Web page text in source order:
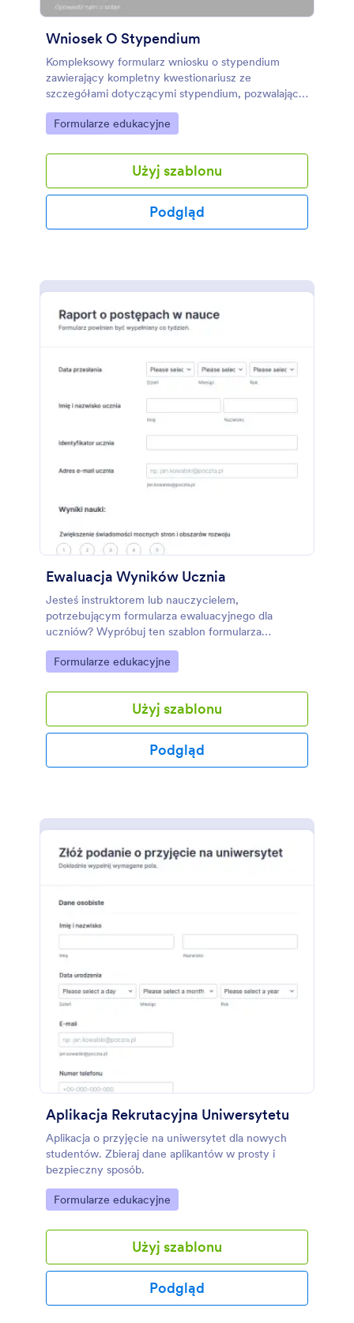
Wniosek O Stypendium
Kompleksowy formularz wniosku o stypendium
zawierający kompletny kwestionariusz ze
szczegółami dotyczącymi stypendium, pozwalający
na zebranie wszystkich niezbędnych danych
studenta i łatwe określenie, czy kwalifikuje się on do
być łatwo dostosowany do własnych potrzeb.
Łatwo i wygodnie stwórz własny formularz wniosku
o stypendium.
Go to Category:
Formularze edukacyjne
Użyj szablonu
Podgląd
Ewaluacja Wyników Ucznia
Jesteś instruktorem lub nauczycielem,
potrzebującym formularza ewaluacyjnego dla
uczniów? Wypróbuj ten szablon formularza
ewaluacyjnego. Tworzenie raportu postępów w
nauce dla każdego z uczniów to nużące zajęcie -
szybki sposób określić, czy Twoi uczniowie
zwiększyli swoją świadomość mocnych/słabych
stron, a także ocenić obszary rozwoju oraz poziom
współpracy z innymi. Jeśli checsz zacząć od zera,
możesz stworzyć własny formularz online w kilka
Go to Category:
Formularze edukacyjne
Użyj szablonu
Podgląd
Aplikacja Rekrutacyjna Uniwersytetu
Aplikacja o przyjęcie na uniwersytet dla nowych
studentów. Zbieraj dane aplikantów w prosty i
bezpieczny sposób.
Go to Category:
Formularze edukacyjne
Użyj szablonu
Podgląd